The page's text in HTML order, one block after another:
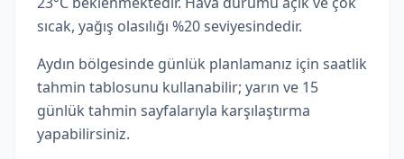
sıcak, yağış olasılığı %20 seviyesindedir.
Aydın bölgesinde günlük planlamanız için saatlik
tahmin tablosunu kullanabilir; yarın ve 15
günlük tahmin sayfalarıyla karşılaştırma
yapabilirsiniz.